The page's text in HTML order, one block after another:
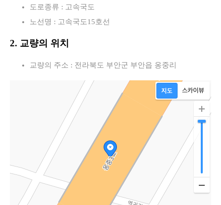
도로종류 : 고속국도
노선명 : 고속국도15호선
2. 교량의 위치
교량의 주소 : 전라북도 부안군 부안읍 옹중리